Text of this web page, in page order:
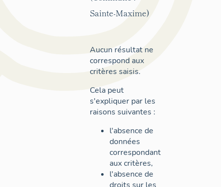
Sainte-Maxime)
Aucun résultat ne
correspond aux
critères saisis.
Cela peut
s'expliquer par les
raisons suivantes :
l'absence de
données
correspondant
aux critères,
l'absence de